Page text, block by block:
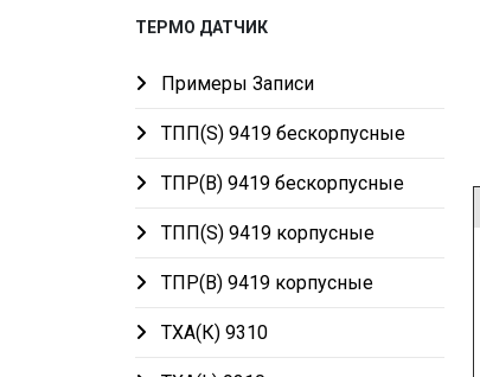
ТЕРМО ДАТЧИК
Примеры Записи
ТПП(S) 9419 бескорпусные
ТПР(В) 9419 бескорпусные
ТПП(S) 9419 корпусные
ТПР(В) 9419 корпусные
ТХА(К) 9310